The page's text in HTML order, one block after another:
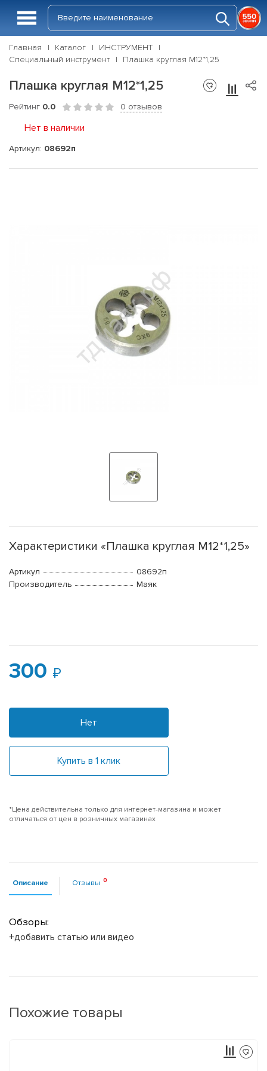
Главная Каталог
ИНСТРУМЕНТ
Специальный инструмент
Плашка круглая М12*1,25
Плашка круглая М12*1,25
Рейтинг 0.0 0 отзывов
Нет в наличии
Артикул: 08692п
Характеристики «Плашка круглая М12*1,25»
Артикул
08692п
Производитель
Маяк
300
Нет
Купить в 1 клик
*Цена действительна только для интернет-магазина и может
отличаться от цен в розничных магазинах
Описание Отзывы
Обзоры:
+добавить статью или видео
Похожие товары